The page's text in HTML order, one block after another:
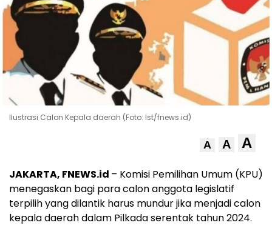
Ilustrasi Calon Kepala daerah (Foto: Ist/fnews.id)
A A A
JAKARTA, FNEWS.id – Komisi Pemilihan Umum (KPU)
menegaskan bagi para calon anggota legislatif
terpilih yang dilantik harus mundur jika menjadi calon
kepala daerah dalam Pilkada serentak tahun 2024.